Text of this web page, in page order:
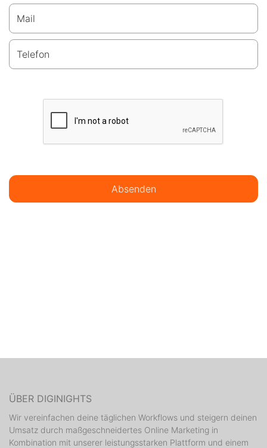
Mail
Telefon
Absenden
ÜBER DIGINIGHTS
Wir vereinfachen deine täglichen Workflows und steigern deinen
Umsatz durch maßgeschneidertes Online Marketing in
Kombination mit unserer leistungsstarken Plattform und einem